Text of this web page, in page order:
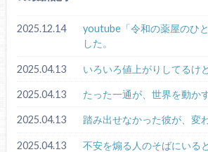
2025.12.14
youtube「令和の薬屋のひ
した。
2025.04.13 いろいろ値上がりしてるけ
2025.04.13 たった一通が、世界を動か
2025.04.13 踏み出せなかった彼が、変
2025.04.13 不安を煽る人のそばにいる